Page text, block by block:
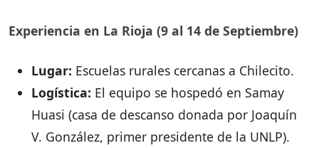
Experiencia en La Rioja (9 al 14 de Septiembre)
Lugar: Escuelas rurales cercanas a Chilecito.
Logística: El equipo se hospedó en Samay
Huasi (casa de descanso donada por Joaquín
V. González, primer presidente de la UNLP).